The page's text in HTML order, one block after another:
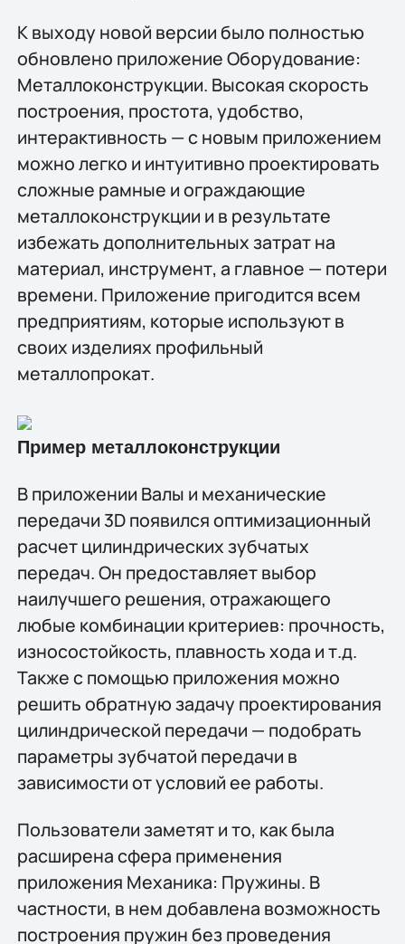
К выходу новой версии было полностью
обновлено приложение Оборудование:
Металлоконструкции. Высокая скорость
построения, простота, удобство,
интерактивность — с новым приложением
можно легко и интуитивно проектировать
сложные рамные и ограждающие
металлоконструкции и в результате
избежать дополнительных затрат на
материал, инструмент, а главное — потери
времени. Приложение пригодится всем
предприятиям, которые используют в
своих изделиях профильный
металлопрокат.
Пример металлоконструкции
В приложении Валы и механические
передачи 3D появился оптимизационный
расчет цилиндрических зубчатых
передач. Он предоставляет выбор
наилучшего решения, отражающего
любые комбинации критериев: прочность,
износостойкость, плавность хода и т.д.
Также с помощью приложения можно
решить обратную задачу проектирования
цилиндрической передачи — подобрать
параметры зубчатой передачи в
зависимости от условий ее работы.
Пользователи заметят и то, как была
расширена сфера применения
приложения Механика: Пружины. В
частности, в нем добавлена возможность
построения пружин без проведения